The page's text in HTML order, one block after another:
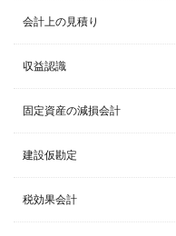
会計上の見積り
収益認識
固定資産の減損会計
建設仮勘定
税効果会計